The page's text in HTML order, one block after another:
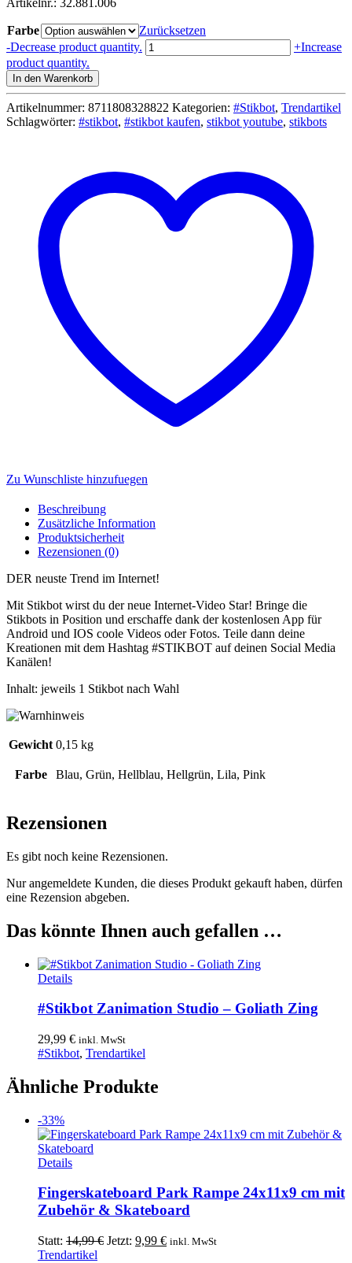
Farbe
Zurücksetzen
-Decrease product quantity. #Stikbot
Single
Zing
Menge
+Increase
product quantity.
In den Warenkorb
Artikelnummer: 8711808328822 Kategorien: #Stikbot, Trendartikel
Schlagwörter: #stikbot, #stikbot kaufen, stikbot youtube, stikbots
Zu Wunschliste hinzufuegen
Beschreibung
Zusätzliche Information
Produktsicherheit
Rezensionen (0)
DER neuste Trend im Internet!
Mit Stikbot wirst du der neue Internet-Video Star! Bringe die
Stikbots in Position und erschaffe dank der kostenlosen App für
Android und IOS coole Videos oder Fotos. Teile dann deine
Kreationen mit dem Hashtag #STIKBOT auf deinen Social Media
Kanälen!
Inhalt: jeweils 1 Stikbot nach Wahl
Gewicht 0,15 kg
Farbe Blau, Grün, Hellblau, Hellgrün, Lila, Pink
Rezensionen
Es gibt noch keine Rezensionen.
Nur angemeldete Kunden, die dieses Produkt gekauft haben, dürfen
eine Rezension abgeben.
Das könnte Ihnen auch gefallen …
Details
#Stikbot Zanimation Studio – Goliath Zing
29,99 € inkl. MwSt
#Stikbot, Trendartikel
Ähnliche Produkte
-33%
Details
Fingerskateboard Park Rampe 24x11x9 cm mit
Zubehör & Skateboard
Statt: 14,99€ Ursprünglicher
Jetzt: 9,99 €Aktueller
inkl. MwSt
Trendartikel